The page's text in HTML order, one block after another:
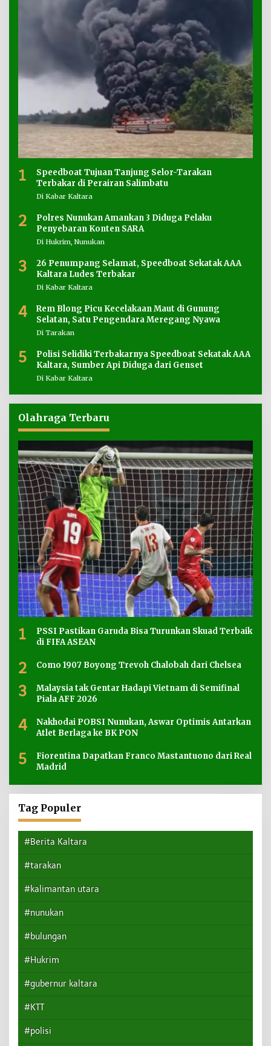
1
Speedboat Tujuan Tanjung Selor-Tarakan
Terbakar di Perairan Salimbatu
Di Kabar Kaltara
2
Polres Nunukan Amankan 3 Diduga Pelaku
Penyebaran Konten SARA
Di Hukrim, Nunukan
3
26 Penumpang Selamat, Speedboat Sekatak AAA
Kaltara Ludes Terbakar
Di Kabar Kaltara
4
Rem Blong Picu Kecelakaan Maut di Gunung
Selatan, Satu Pengendara Meregang Nyawa
Di Tarakan
5
Polisi Selidiki Terbakarnya Speedboat Sekatak AAA
Kaltara, Sumber Api Diduga dari Genset
Di Kabar Kaltara
Olahraga Terbaru
1
PSSI Pastikan Garuda Bisa Turunkan Skuad Terbaik
di FIFA ASEAN
2 Como 1907 Boyong Trevoh Chalobah dari Chelsea
3
Malaysia tak Gentar Hadapi Vietnam di Semifinal
Piala AFF 2026
4
Nakhodai POBSI Nunukan, Aswar Optimis Antarkan
Atlet Berlaga ke BK PON
5
Fiorentina Dapatkan Franco Mastantuono dari Real
Madrid
Tag Populer
#Berita Kaltara
#tarakan
#kalimantan utara
#nunukan
#bulungan
#Hukrim
#gubernur kaltara
#KTT
#polisi